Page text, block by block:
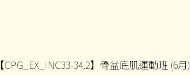
【CPG_EX_INC33-34.2】骨盆底肌運動班 (6月)